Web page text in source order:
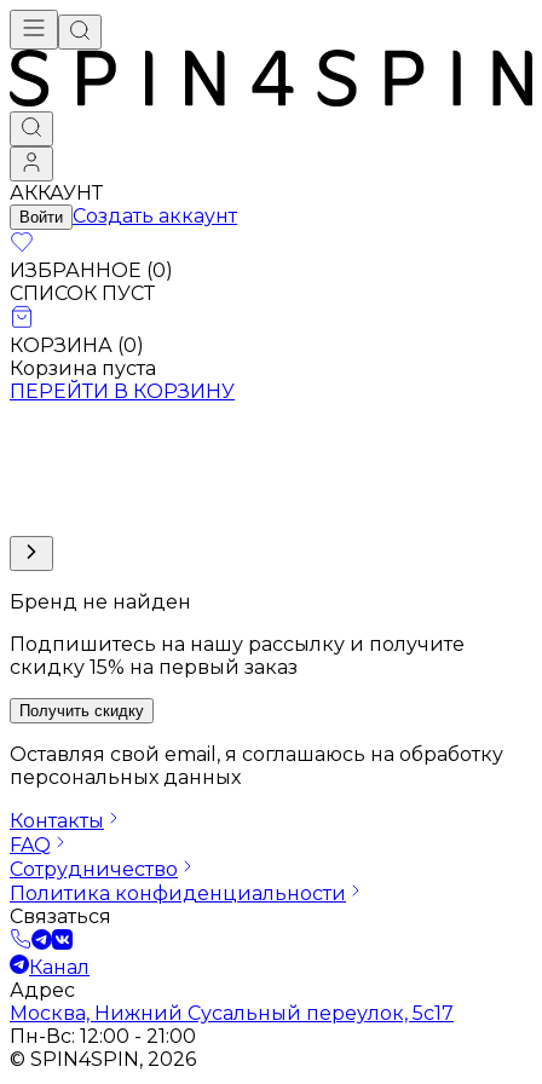
АККАУНТ
Войти Создать аккаунт
ИЗБРАННОЕ (0)
СПИСОК ПУСТ
КОРЗИНА (0)
Корзина пуста
ПЕРЕЙТИ В КОРЗИНУ
Бренд не найден
Подпишитесь на нашу рассылку и получите
скидку 15% на первый заказ
Получить скидку
Оставляя свой email, я соглашаюсь на обработку
персональных данных
Контакты
FAQ
Сотрудничество
Политика конфиденциальности
Связаться
Канал
Адрес
Москва, Нижний Сусальный переулок, 5с17
Пн-Вс: 12:00 - 21:00
© SPIN4SPIN, 2026
Брендовая одежда - купить в Москве